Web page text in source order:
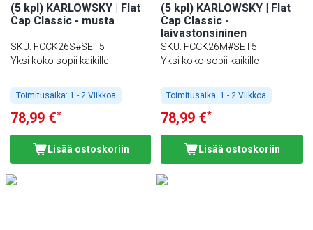
(5 kpl) KARLOWSKY | Flat
Cap Classic - musta
SKU: FCCK26S#SET5
Yksi koko sopii kaikille
Toimitusaika: 1 - 2 Viikkoa
78,99 €*
Lisää ostoskoriin
(5 kpl) KARLOWSKY | Flat
Cap Classic -
laivastonsininen
SKU: FCCK26M#SET5
Yksi koko sopii kaikille
Toimitusaika: 1 - 2 Viikkoa
78,99 €*
Lisää ostoskoriin